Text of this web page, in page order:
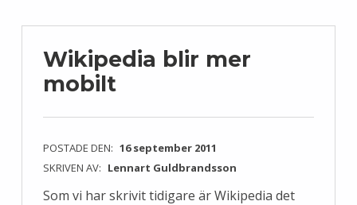
Wikipedia blir mer
mobilt
POSTADE DEN: 16 september 2011
SKRIVEN AV: Lennart Guldbrandsson
Som vi har skrivit tidigare är Wikipedia det